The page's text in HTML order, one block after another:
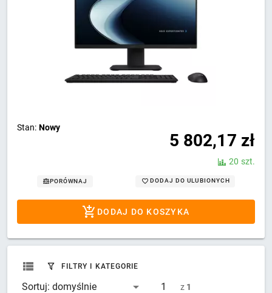
Stan: Nowy
5 802,17 zł
20 szt.
PORÓWNAJ DODAJ DO ULUBIONYCH
DODAJ DO KOSZYKA
FILTRY I KATEGORIE
Sortuj: domyślnie z 1